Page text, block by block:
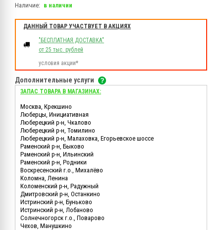
Наличие: в наличии
ДАННЫЙ ТОВАР УЧАСТВУЕТ В АКЦИЯХ
"БЕСПЛАТНАЯ ДОСТАВКА"
от 25 тыс. рублей
условия акции*
Дополнительные услуги
ЗАПАС ТОВАРА В МАГАЗИНАХ:
Москва, Крекшино
Люберцы, Инициативная
Люберецкий р-н, Чкалово
Люберецкий р-н, Томилино
Люберецкий р-н, Малаховка, Егорьевское шоссе
Раменский р-н, Быково
Раменский р-н, Ильинский
Раменский р-н, Родники
Воскресенский г.о., Михалёво
Коломна, Ленина
Коломенский р-н, Радужный
Дмитровский р-н, Останкино
Истринский р-н, Буньково
Истринский р-н, Лобаново
Солнечногорск г.о., Поварово
Чехов, Манушкино